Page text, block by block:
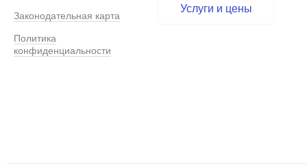
Законодательная карта
Политика
конфиденциальности
Услуги и цены